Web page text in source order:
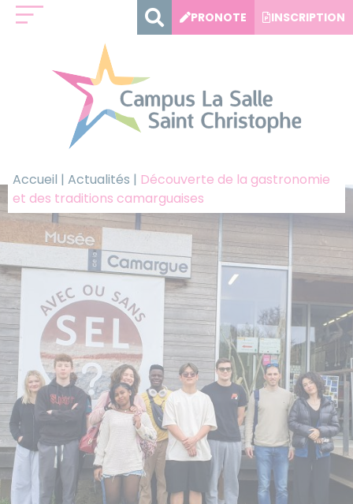
PRONOTE INSCRIPTION
Accueil | Actualités | Découverte de la gastronomie
et des traditions camarguaises
Panneau de gestion des cookies